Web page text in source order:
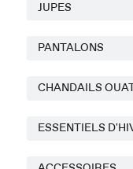
JUPES
PANTALONS
CHANDAILS
ESSENTIELS